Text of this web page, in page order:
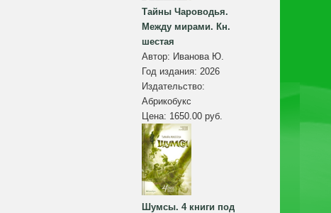
Тайны Чароводья.
Между мирами. Кн.
шестая
Автор: Иванова Ю.
Год издания: 2026
Издательство:
Абрикобукс
Цена: 1650.00 руб.
Шумсы. 4 книги под